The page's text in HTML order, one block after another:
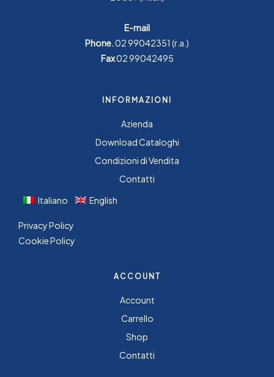
E-mail
Phone.02 99042351 (r.a.)
Fax02 99042495
INFORMAZIONI
Azienda
Download Cataloghi
Condizioni di Vendita
Contatti
Italiano
English
Privacy Policy
Cookie Policy
ACCOUNT
Account
Carrello
Shop
Contatti